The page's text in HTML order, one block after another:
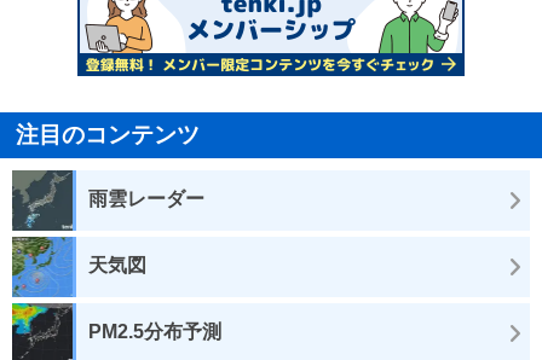
注目のコンテンツ
雨雲レーダー
天気図
PM2.5分布予測